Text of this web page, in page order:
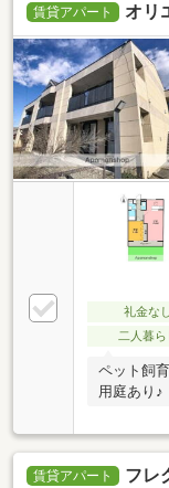
賃貸アパート オリ
礼金なし
二人暮ら
ペット飼
用庭あり♪
賃貸アパート フレ